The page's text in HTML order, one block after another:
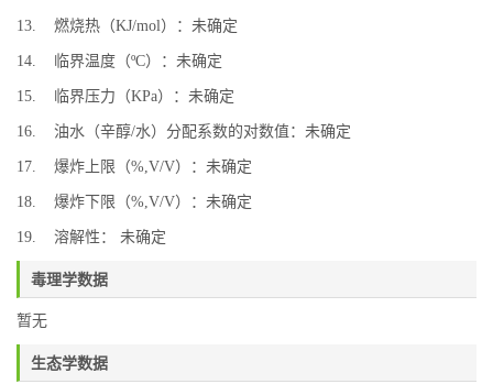
13. 燃烧热（KJ/mol）：未确定
14. 临界温度（ºC）：未确定
15. 临界压力（KPa）：未确定
16. 油水（辛醇/水）分配系数的对数值：未确定
17. 爆炸上限（%,V/V）：未确定
18. 爆炸下限（%,V/V）：未确定
19. 溶解性： 未确定
毒理学数据
暂无
生态学数据